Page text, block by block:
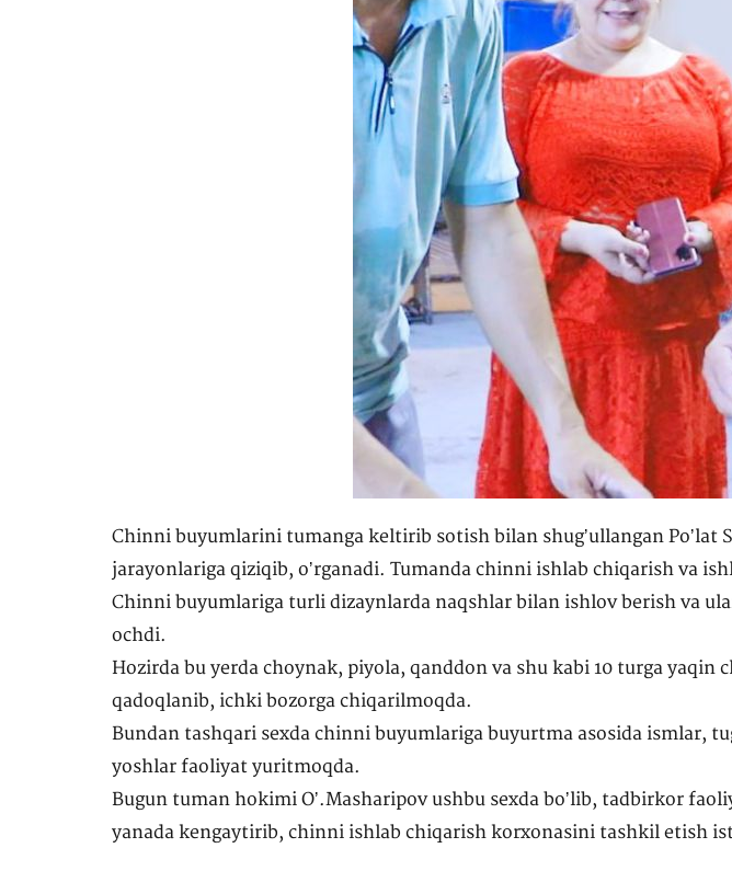
Chinni buyumlarini tumanga keltirib sotish bilan shugʼullangan
jarayonlariga qiziqib, oʼrganadi. Tumanda chinni ishlab chiqarish va
Chinni buyumlariga turli dizaynlarda naqshlar bilan ishlov berish va
ochdi.
Hozirda bu yerda choynak, piyola, qanddon va shu kabi 10 turga
qadoqlanib, ichki bozorga chiqarilmoqda.
Bundan tashqari sexda chinni buyumlariga buyurtma asosida ismlar,
yoshlar faoliyat yuritmoqda.
Bugun tuman hokimi Oʼ.Masharipov ushbu sexda boʼlib, tadbirkor
yanada kengaytirib, chinni ishlab chiqarish korxonasini tashkil etish